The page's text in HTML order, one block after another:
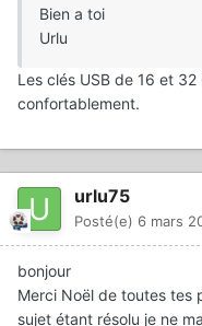
Bien a toi
Urlu
Les clés USB de 16 et
confortablement.
urlu75
Posté(e) 6 mars
bonjour
Merci Noël de toutes tes
sujet étant résolu je ne